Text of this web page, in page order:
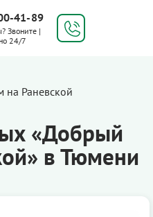
41-89
Звоните |
24/7
Раневской
«Добрый
в Тюмени